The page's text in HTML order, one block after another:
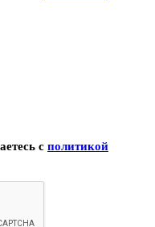
с политикой